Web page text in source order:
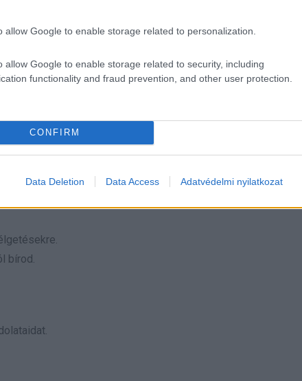
allow Google to enable storage related to personalization.
allow Google to enable storage related to security, including
functionality and fraud prevention, and other user protection.
CONFIRM
Data Deletion Data Access Adatvédelmi nyilatkozat
válasz.
is.
bírod.